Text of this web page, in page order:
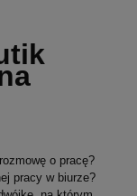
o pracę?
pracy w biurze?